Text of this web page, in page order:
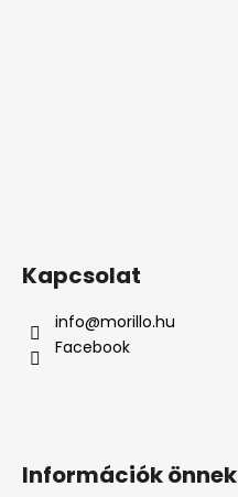
Kapcsolat
info@morillo.hu
Facebook
Információk önnek